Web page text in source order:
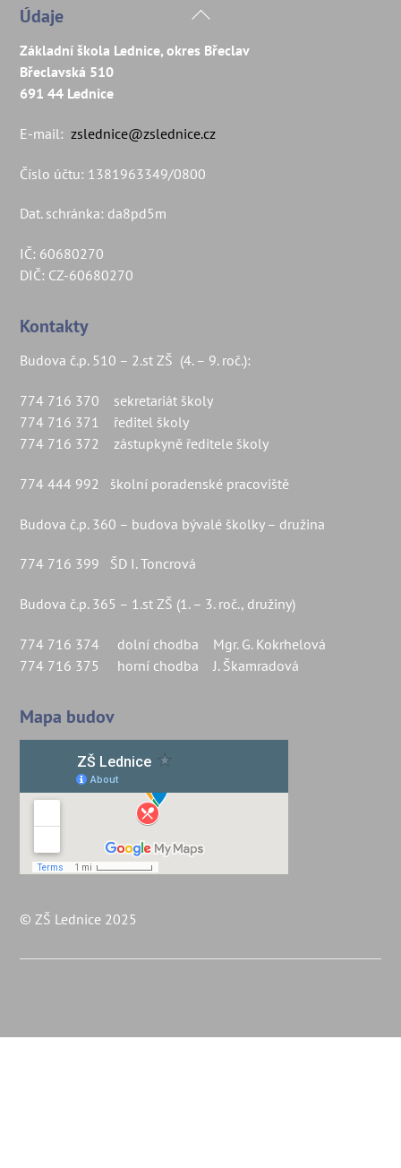
Back
Top
Údaje
Základní škola Lednice, okres Břeclav
Břeclavská 510
691 44 Lednice
E-mail:zslednice@zslednice.cz
Číslo účtu: 1381963349/0800
Dat. schránka: da8pd5m
IČ: 60680270
DIČ: CZ-60680270
Kontakty
Budova č.p. 510 – 2.st ZŠ (4. – 9. roč.):
774 716 370 sekretariát školy
774 716 371 ředitel školy
774 716 372 zástupkyně ředitele školy
774 444 992 školní poradenské pracoviště
Budova č.p. 360 – budova bývalé školky – družina
774 716 399 ŠD I. Toncrová
Budova č.p. 365 – 1.st ZŠ (1. – 3. roč., družiny)
774 716 374 dolní chodba Mgr. G. Kokrhelová
774 716 375 horní chodba J. Škamradová
Mapa budov
© ZŠ Lednice 2025